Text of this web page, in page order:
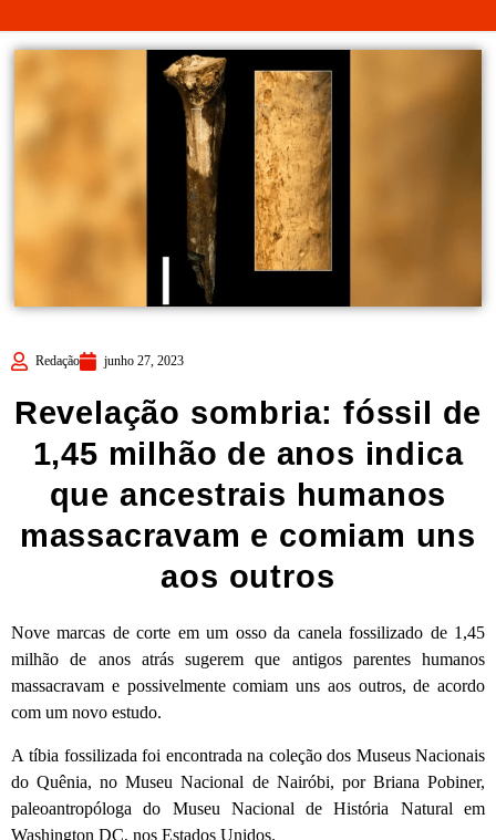
Redação junho 27, 2023
Revelação sombria: fóssil de
1,45 milhão de anos indica
que ancestrais humanos
massacravam e comiam uns
aos outros
Nove marcas de corte em um osso da canela fossilizado de 1,45
milhão de anos atrás sugerem que antigos parentes humanos
massacravam e possivelmente comiam uns aos outros, de acordo
com um novo estudo.
A tíbia fossilizada foi encontrada na coleção dos Museus Nacionais
do Quênia, no Museu Nacional de Nairóbi, por Briana Pobiner,
paleoantropóloga do Museu Nacional de História Natural em
Washington DC, nos Estados Unidos.